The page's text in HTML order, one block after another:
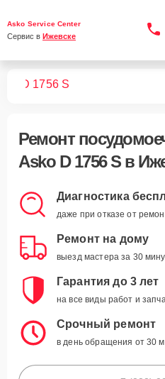
Asko Service Center
Сервис в Ижевске
D 1756 S
Ремонт
Asko D 1756 Sв
Диагностика
даже при отказе от
Ремонт на дому
выезд мастера за 30
Гарантия до 3 лет
на все виды работ и
Срочный ремонт
в день обращения от 30